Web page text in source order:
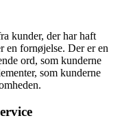
kunder, der har haft
en fornøjelse. Der er en
ord, som kunderne
som kunderne